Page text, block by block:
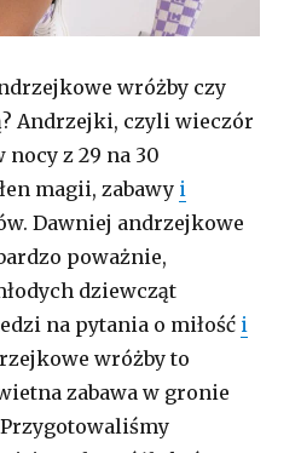
wróżby czy
Andrzejki, czyli wieczór
z 29 na 30
magii, zabawy i
Dawniej andrzejkowe
poważnie,
dziewcząt
na pytania o miłość i
wróżby to
zabawa w gronie